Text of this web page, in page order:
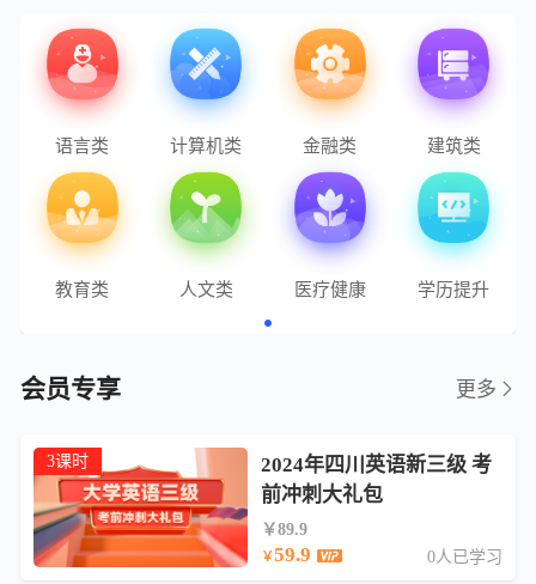
语言类 计算机类 金融类 建筑类
教育类 人文类 医疗健康 学历提升
会员专享 更多
3课时
2024年四川英语新三级 考
前冲刺大礼包
￥89.9
￥59.9 0人已学习